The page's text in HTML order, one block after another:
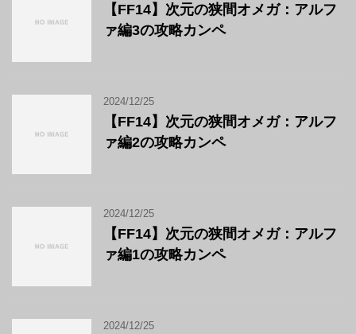
【FF14】次元の狭間オメガ：アルフ
ァ編3の攻略カンペ
2024/12/25
【FF14】次元の狭間オメガ：アルフ
ァ編2の攻略カンペ
2024/12/25
【FF14】次元の狭間オメガ：アルフ
ァ編1の攻略カンペ
2024/12/25